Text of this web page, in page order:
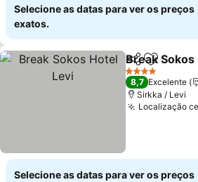
Selecione as datas para ver os preços
exatos.
Partilhar
Break
4 Estrelas
8,7 Excelente
Sirkka / Levi
Localização
Selecione as datas para ver os preços